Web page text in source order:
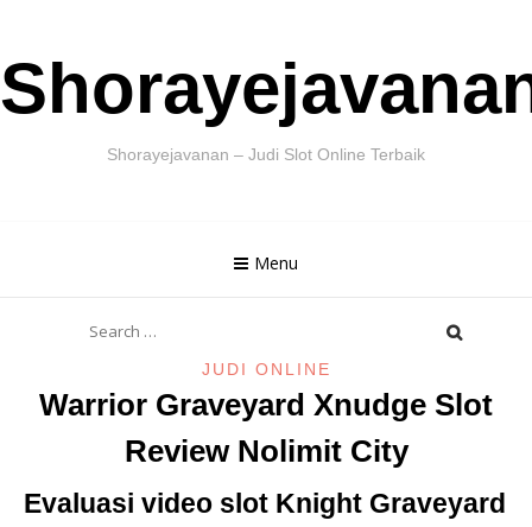
to
content
Shorayejavanan – Judi Slot Online Terbaik
Menu
for:
JUDI ONLINE
Warrior Graveyard Xnudge Slot
Review Nolimit City
Evaluasi video slot Knight Graveyard